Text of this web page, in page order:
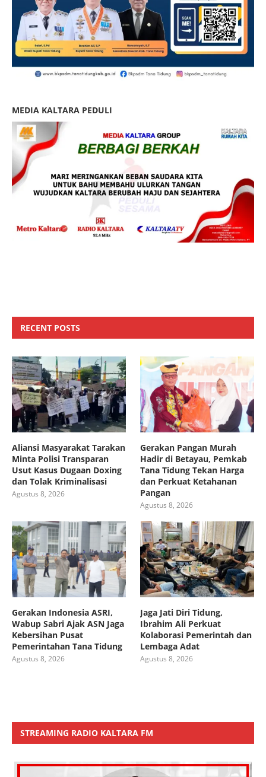
MEDIA KALTARA PEDULI
RECENT POSTS
Aliansi Masyarakat Tarakan
Minta Polisi Transparan
Usut Kasus Dugaan Doxing
dan Tolak Kriminalisasi
Agustus 8, 2026
Gerakan Pangan Murah
Hadir di Betayau, Pemkab
Tana Tidung Tekan Harga
dan Perkuat Ketahanan
Pangan
Agustus 8, 2026
Gerakan Indonesia ASRI,
Wabup Sabri Ajak ASN Jaga
Kebersihan Pusat
Pemerintahan Tana Tidung
Agustus 8, 2026
Jaga Jati Diri Tidung,
Ibrahim Ali Perkuat
Kolaborasi Pemerintah dan
Lembaga Adat
Agustus 8, 2026
STREAMING RADIO KALTARA FM